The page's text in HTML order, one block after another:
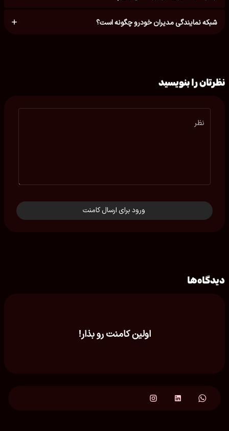
شبکه نمایندگی مدیران خودرو چگونه است؟
نظرتان را بنویسید
نظر
ورود برای ارسال کامنت
دیدگاه‌ها
اولین کامنت رو بذار!